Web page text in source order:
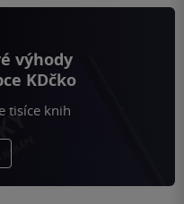
výhody
KDčko
tisíce knih